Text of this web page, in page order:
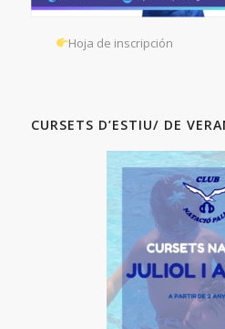
Hoja de inscripción
CURSETS D’ESTIU/ DE